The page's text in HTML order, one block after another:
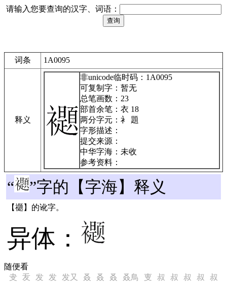
请输入您要查询的汉字、词语：
词条 1A0095
释义
非unicode临时码：1A0095
可复制字：暂无
总笔画数：23
部首余笔：衣 18
两分字元：衤 題
字形描述：
提交来源：
中华字海：未收
参考资料：
“ ”字的【字海】释义
【禵】的讹字。
异体：
随便看
叏 叐 发 发 发又 叒 叒 叒 叒鳥 叓 叔 叔 叔 叔
叔